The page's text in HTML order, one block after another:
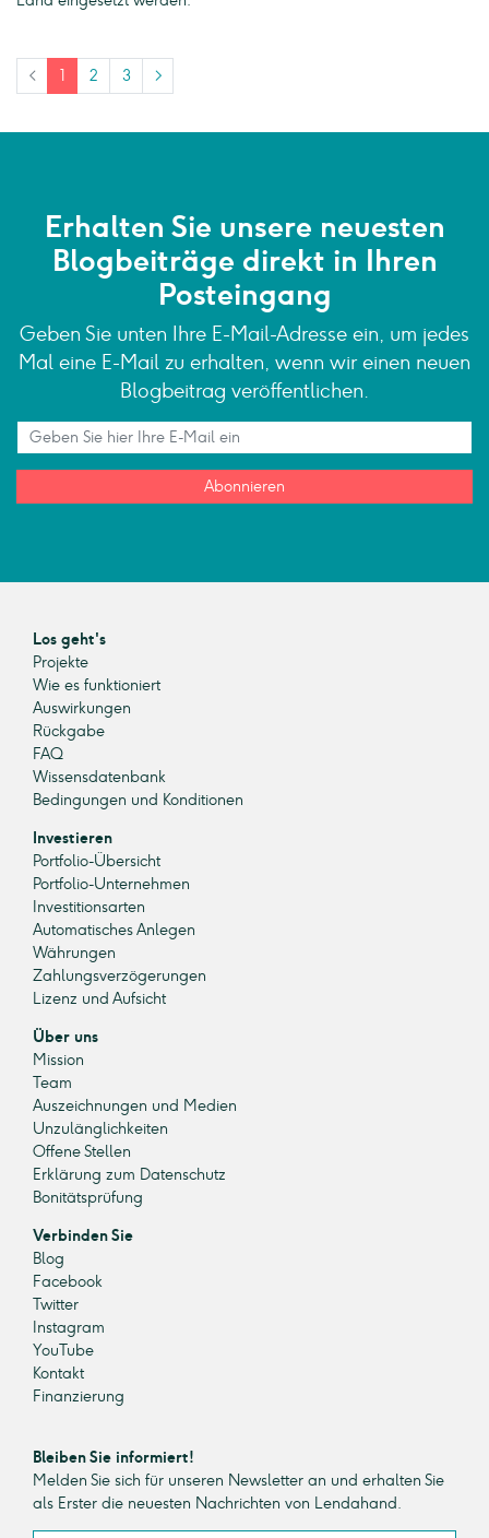
< 1 2 3 >
Erhalten Sie unsere neuesten
Blogbeiträge direkt in Ihren
Posteingang
Geben Sie unten Ihre E-Mail-Adresse ein, um jedes
Mal eine E-Mail zu erhalten, wenn wir einen neuen
Blogbeitrag veröffentlichen.
Abonnieren
Los geht's
Projekte
Wie es funktioniert
Auswirkungen
Rückgabe
FAQ
Wissensdatenbank
Bedingungen und Konditionen
Investieren
Portfolio-Übersicht
Portfolio-Unternehmen
Investitionsarten
Automatisches Anlegen
Währungen
Zahlungsverzögerungen
Lizenz und Aufsicht
Über uns
Mission
Team
Auszeichnungen und Medien
Unzulänglichkeiten
Offene Stellen
Erklärung zum Datenschutz
Bonitätsprüfung
Verbinden Sie
Blog
Facebook
Twitter
Instagram
YouTube
Kontakt
Finanzierung
Bleiben Sie informiert!
Melden Sie sich für unseren Newsletter an und erhalten Sie
als Erster die neuesten Nachrichten von Lendahand.